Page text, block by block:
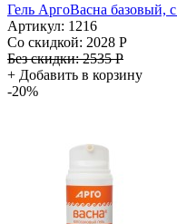
Гель АргоВасна базовый,
Артикул: 1216
Со скидкой: 2028 Р
Без скидки:2535 Р
+ Добавить в корзину
-20%